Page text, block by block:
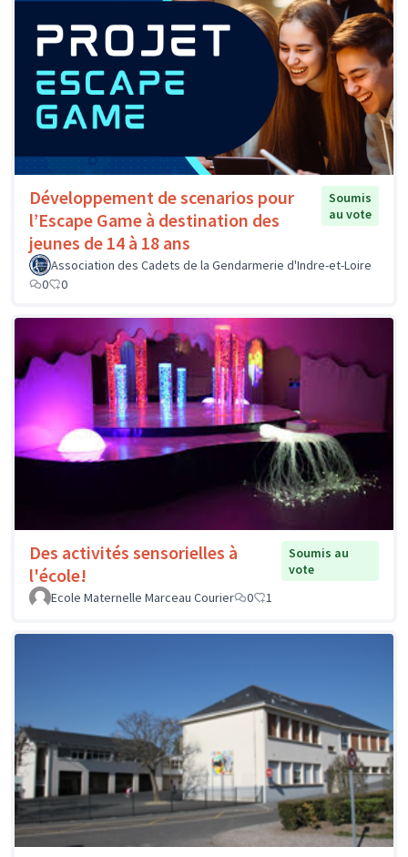
Développement de scenarios pour
l’Escape Game à destination des
jeunes de 14 à 18 ans
Soumis
au vote
Association des Cadets de la Gendarmerie d'Indre-et-Loire
0
0
Des activités sensorielles à
l'école!
Soumis au
vote
Ecole Maternelle Marceau Courier
0 1